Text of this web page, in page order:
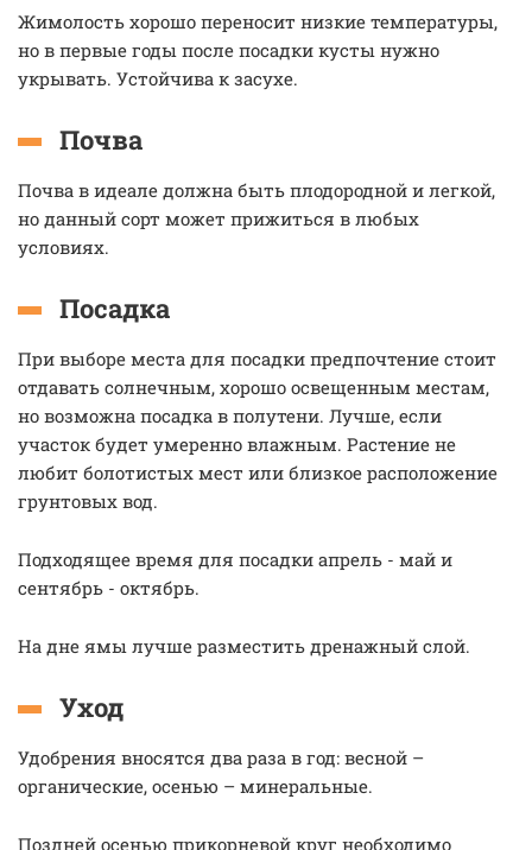
Жимолость хорошо переносит низкие температуры,
но в первые годы после посадки кусты нужно
укрывать. Устойчива к засухе.
Почва
Почва в идеале должна быть плодородной и легкой,
но данный сорт может прижиться в любых
условиях.
Посадка
При выборе места для посадки предпочтение стоит
отдавать солнечным, хорошо освещенным местам,
но возможна посадка в полутени. Лучше, если
участок будет умеренно влажным. Растение не
любит болотистых мест или близкое расположение
грунтовых вод.
Подходящее время для посадки апрель - май и
сентябрь - октябрь.
На дне ямы лучше разместить дренажный слой.
Уход
Удобрения вносятся два раза в год: весной –
органические, осенью – минеральные.
Поздней осенью прикорневой круг необходимо